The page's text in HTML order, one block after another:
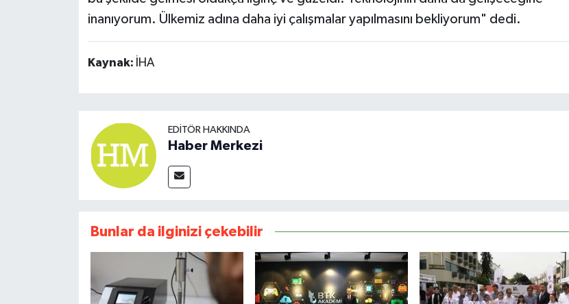
inanıyorum. Ülkemiz adına daha iyi çalışmalar yapılmasını bekliyorum" dedi.
Kaynak: İHA
EDITÖR HAKKINDA
Haber Merkezi
Bunlar da ilginizi çekebilir